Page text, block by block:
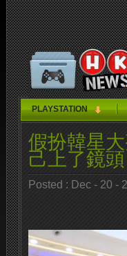
PLAYSTATION
假扮韓星
己上了鏡頭
Posted : Dec - 20 -